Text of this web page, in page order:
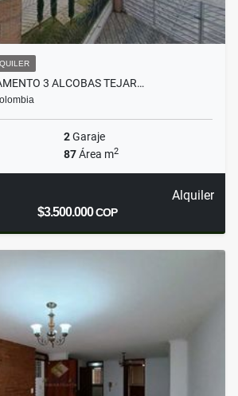
3 ALCOBAS TEJAR…
2Garaje
87Área m2
Alquiler
$3.500.000COP